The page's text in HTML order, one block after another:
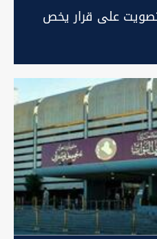
على قرار يخص